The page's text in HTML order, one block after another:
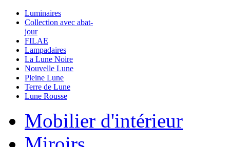
Luminaires
Collection avec abat-
jour
FILAE
Lampadaires
La Lune Noire
Nouvelle Lune
Pleine Lune
Terre de Lune
Lune Rousse
Mobilier d'intérieur